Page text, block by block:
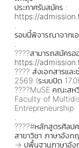
ประกาศรับสมัคร :
https://
.
รอบนี้พิจารณาจากเ
.
????สามารถสมัครอ
https://
????️ ส่งเอกสารแล
2569 (ระบบปิด
????MuSE คณะสห
Faculty of
Entrepreneurship
.
????#หลักสูตรศิล
สาขาวิชา ภาษาอังก
→ ปูพื้นฐานภาษาอัง